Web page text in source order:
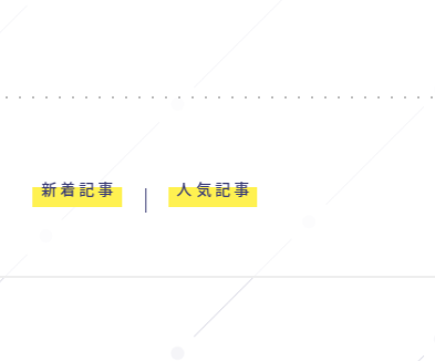
新着記事 人気記事